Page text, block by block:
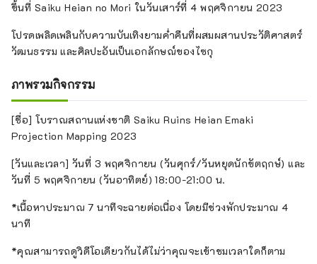
ขึ้นที่ Saiku Heian no Mori ในวันเสาร์ที่ 4 พฤศจิกายน 2023
โปรดเพลิดเพลินกับความบันเทิงยามค่ำคืนที่ผสมผสานประวัติศาสตร์
วัฒนธรรม และศิลปะอันเป็นเอกลักษณ์ของไซกุ
ภาพรวมกิจกรรม
[ชื่อ] โบราณสถานแห่งชาติ Saiku Ruins Heian Emaki
Projection Mapping 2023
[วันและเวลา] วันที่ 3 พฤศจิกายน (วันศุกร์/วันหยุดนักขัตฤกษ์) และ
วันที่ 5 พฤศจิกายน (วันอาทิตย์) 18:00-21:00 น.
*เนื้อหาประมาณ 7 นาทีจะฉายต่อเนื่อง โดยมีช่วงพักประมาณ 4
นาที
*คุณสามารถดูวิดีโอเดียวกันได้ไม่ว่าคุณจะเข้าชมเวลาใดก็ตาม